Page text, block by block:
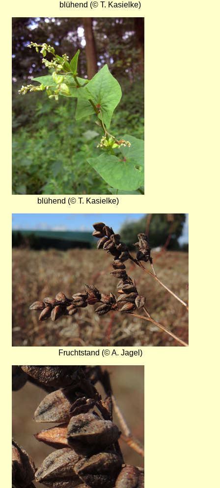
blühend (© T. Kasielke)
Bild
blühend (© T. Kasielke)
Fruchtstand (© A. Jagel)
Bild